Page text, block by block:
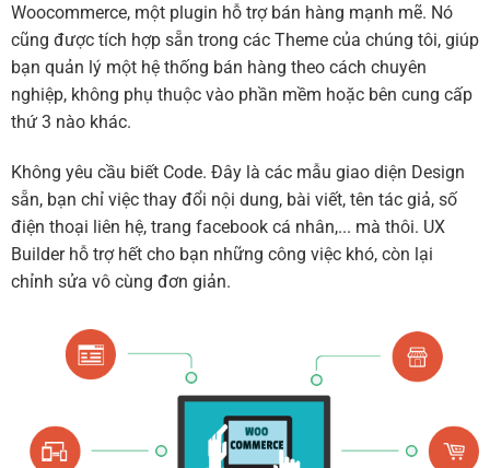
Woocommerce, một plugin hỗ trợ bán hàng mạnh mẽ. Nó
cũng được tích hợp sẵn trong các Theme của chúng tôi, giúp
bạn quản lý một hệ thống bán hàng theo cách chuyên
nghiệp, không phụ thuộc vào phần mềm hoặc bên cung cấp
thứ 3 nào khác.
Không yêu cầu biết Code. Đây là các mẫu giao diện Design
sẵn, bạn chỉ việc thay đổi nội dung, bài viết, tên tác giả, số
điện thoại liên hệ, trang facebook cá nhân,... mà thôi. UX
Builder hỗ trợ hết cho bạn những công việc khó, còn lại
chỉnh sửa vô cùng đơn giản.